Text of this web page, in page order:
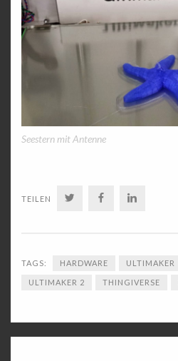
Seestern mit Antenne
TEILEN TWITTERFACEBOOK
TAGS: HARDWARE ULTIMAKER
ULTIMAKER 2 THINGIVERSE